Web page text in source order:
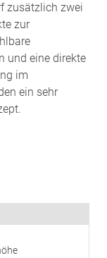
zusätzlich zwei
zur
und eine direkte
im
ein sehr